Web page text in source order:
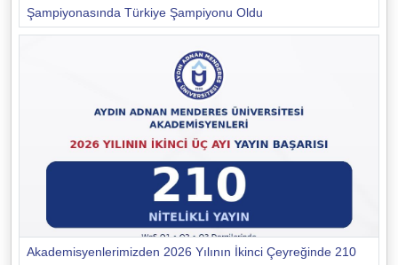
Şampiyonasında Türkiye Şampiyonu Oldu
Akademisyenlerimizden 2026 Yılının İkinci Çeyreğinde 210